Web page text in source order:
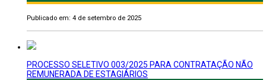
Publicado em: 4 de setembro de 2025
PROCESSO SELETIVO 003/2025 PARA CONTRATAÇÃO NÃO
REMUNERADA DE ESTAGIÁRIOS